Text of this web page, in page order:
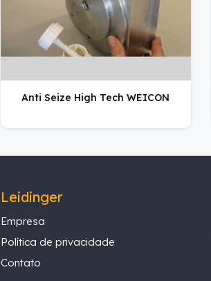
Anti Seize High Tech WEICON
Leidinger
Empresa
Política de privacidade
Contato